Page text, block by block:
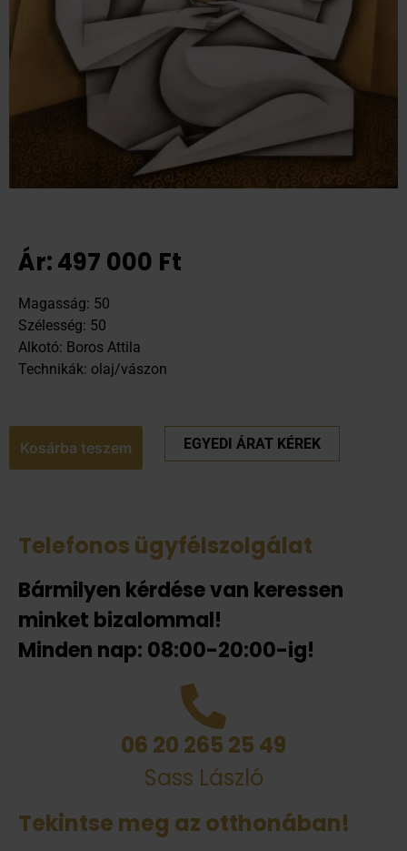
Ár:497 000 Ft
Magasság: 50
Szélesség: 50
Alkotó: Boros Attila
Technikák: olaj/vászon
Kosárba teszem EGYEDI ÁRAT KÉREK
Telefonos ügyfélszolgálat
Bármilyen kérdése van keressen
minket bizalommal!
Minden nap: 08:00-20:00-ig!
06 20 265 25 49
Sass László
Tekintse meg az otthonában!